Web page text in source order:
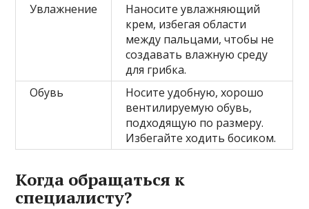
Увлажнение
Наносите увлажняющий
крем, избегая области
между пальцами, чтобы не
создавать влажную среду
для грибка.
Обувь
Носите удобную, хорошо
вентилируемую обувь,
подходящую по размеру.
Избегайте ходить босиком.
Когда обращаться к
специалисту?